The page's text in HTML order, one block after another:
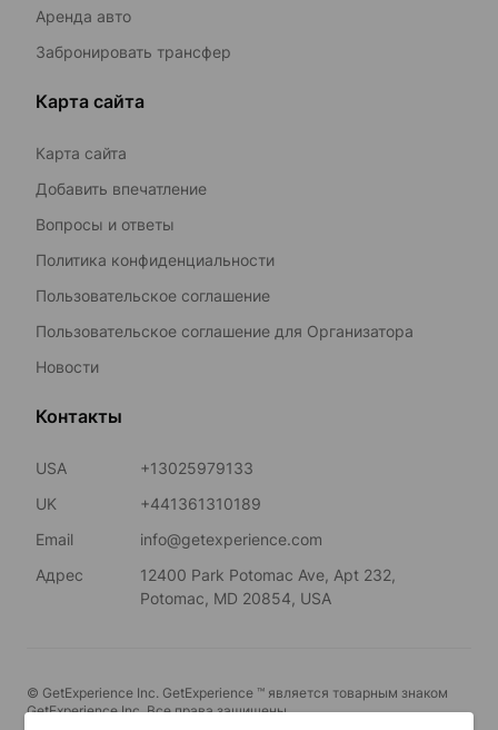
Аренда авто
Забронировать трансфер
Карта сайта
Карта сайта
Добавить впечатление
Вопросы и ответы
Политика конфиденциальности
Пользовательское соглашение
Пользовательское соглашение для Организатора
Новости
Контакты
USA
+13025979133
UK
+441361310189
Email
info@getexperience.com
Адрес
12400 Park Potomac Ave, Apt 232,
Potomac, MD 20854, USA
© GetExperience Inc. GetExperience ™ является товарным знаком
GetExperience Inc. Все права защищены.